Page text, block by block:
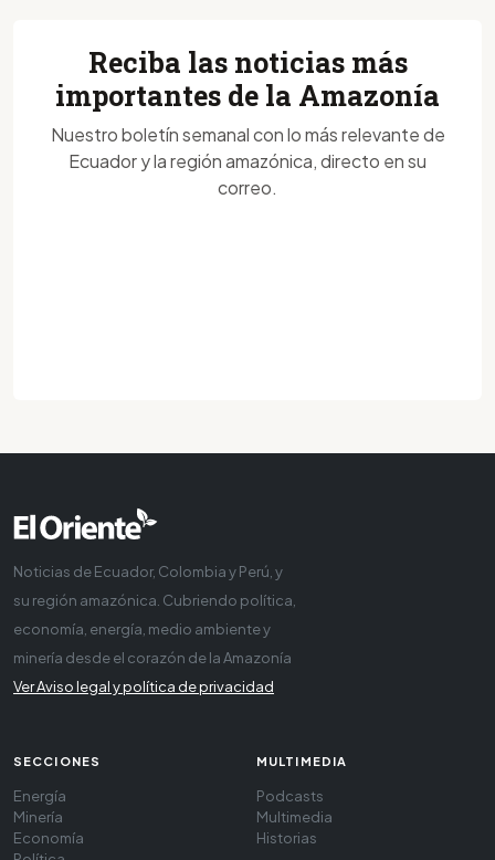
Reciba las noticias más
importantes de la Amazonía
Nuestro boletín semanal con lo más relevante de
Ecuador y la región amazónica, directo en su
correo.
Noticias de Ecuador, Colombia y Perú, y
su región amazónica. Cubriendo política,
economía, energía, medio ambiente y
minería desde el corazón de la Amazonía
Ver Aviso legal y política de privacidad
SECCIONES
Energía
Minería
Economía
MULTIMEDIA
Podcasts
Multimedia
Historias